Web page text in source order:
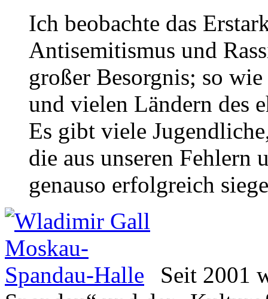
Ich beobachte das
Antisemitismus und
großer Besorgnis; so
und vielen Ländern des
Es gibt viele
die aus unseren Fehlern
genauso erfolgreich
Seit 2001